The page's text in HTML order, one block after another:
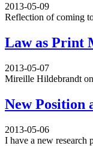
2013-05-09
Reflection of coming
Law as Print
2013-05-07
Mireille Hildebrandt
New Position
2013-05-06
I have a new research